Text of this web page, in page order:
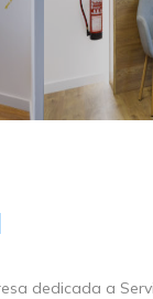
dedicada a